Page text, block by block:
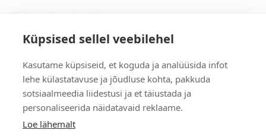
Küpsised sellel veebilehel
Kasutame küpsiseid, et koguda ja analüüsida infot
lehe külastatavuse ja jõudluse kohta, pakkuda
sotsiaalmeedia liidestusi ja et täiustada ja
personaliseerida näidatavaid reklaame.
Loe lähemalt
Küsimused ja vastused
Privaatsuspoliitika
Kontakt
Tulika põik 3, Tallinn
info@kinkston.ee
+372 6989 100